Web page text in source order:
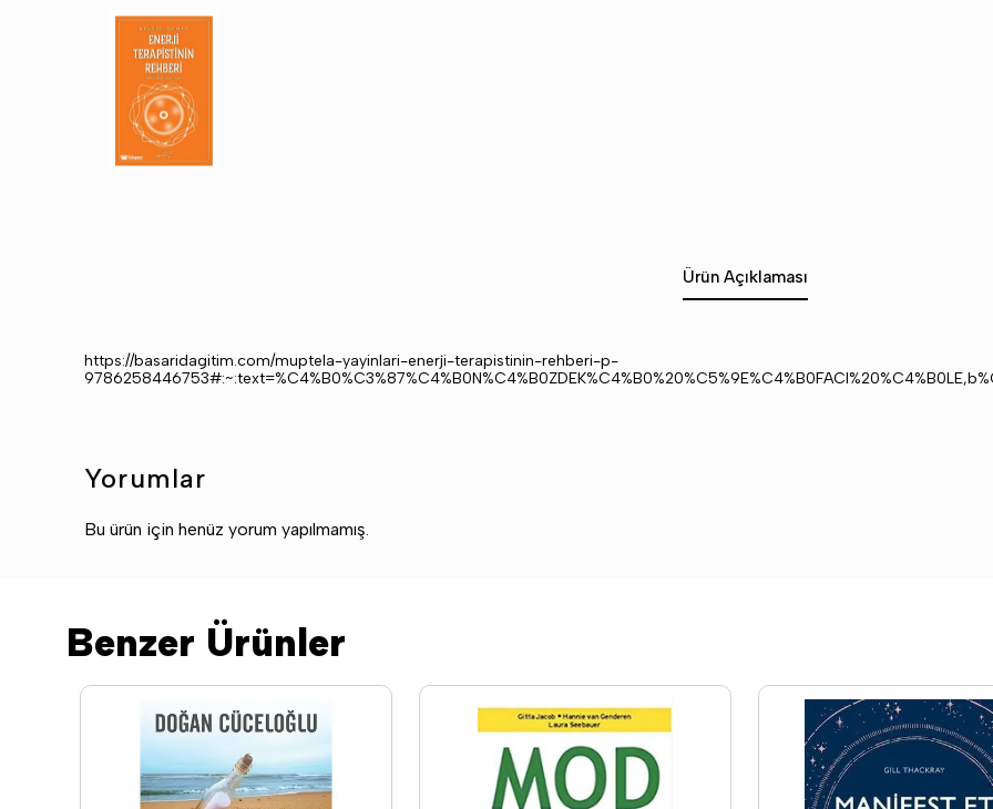
Ürün Açıklaması
https://basaridagitim.com/muptela-yayinlari-enerji-terapistinin-rehberi-p-
Yorumlar
Bu ürün için henüz yorum yapılmamış.
Benzer Ürünler